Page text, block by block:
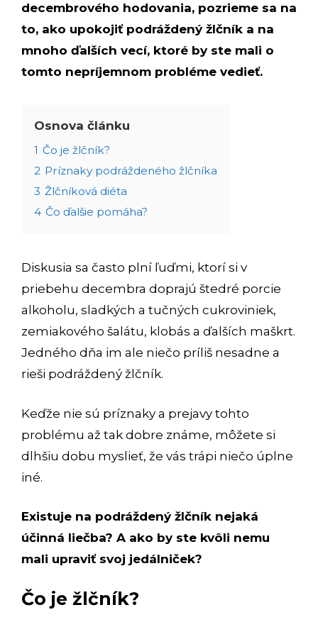
decembrového hodovania, pozrieme sa na
to, ako upokojiť podráždený žlčník a na
mnoho ďalších vecí, ktoré by ste mali o
tomto nepríjemnom probléme vedieť.
Osnova článku
1 Čo je žlčník?
2 Príznaky podráždeného žlčníka
3 Žlčníková diéta
4 Čo ďalšie pomáha?
Diskusia sa často plní ľuďmi, ktorí si v
priebehu decembra doprajú štedré porcie
alkoholu, sladkých a tučných cukroviniek,
zemiakového šalátu, klobás a ďalších maškrt.
Jedného dňa im ale niečo príliš nesadne a
rieši podráždený žlčník.
Keďže nie sú príznaky a prejavy tohto
problému až tak dobre známe, môžete si
dlhšiu dobu myslieť, že vás trápi niečo úplne
iné.
Existuje na podráždený žlčník nejaká
účinná liečba? A ako by ste kvôli nemu
mali upraviť svoj jedálniček?
Čo je žlčník?